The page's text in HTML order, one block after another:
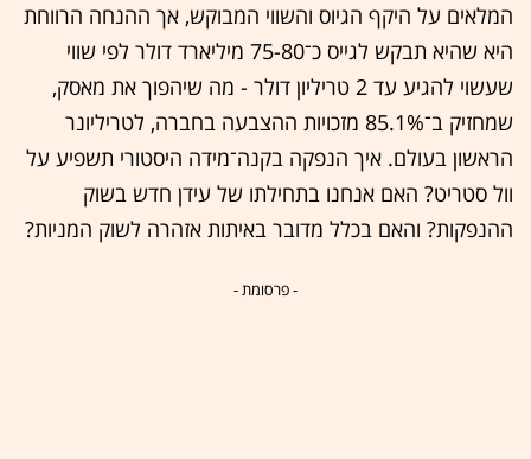
המלאים על היקף הגיוס והשווי המבוקש, אך ההנחה הרווחת
היא שהיא תבקש לגייס כ־75-80 מיליארד דולר לפי שווי
שעשוי להגיע עד 2 טריליון דולר - מה שיהפוך את מאסק,
שמחזיק ב־85.1% מזכויות ההצבעה בחברה, לטריליונר
הראשון בעולם. איך הנפקה בקנה־מידה היסטורי תשפיע על
וול סטריט? האם אנחנו בתחילתו של עידן חדש בשוק
ההנפקות? והאם בכלל מדובר באיתות אזהרה לשוק המניות?
- פרסומת -